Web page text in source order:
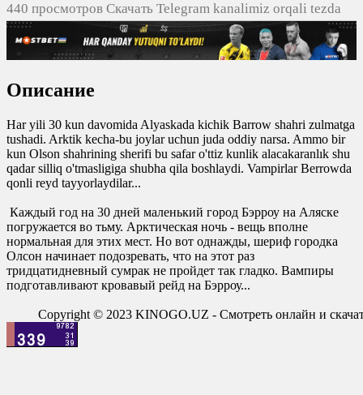
440 просмотров Скачать Telegram kanalimiz orqali tezda
yuklash
0
Описание
Har yili 30 kun davomida Alyaskada kichik Barrow shahri zulmatga
tushadi. Arktik kecha-bu joylar uchun juda oddiy narsa. Ammo bir
kun Olson shahrining sherifi bu safar o'ttiz kunlik alacakaranlık shu
qadar silliq o'tmasligiga shubha qila boshlaydi. Vampirlar Berrowda
qonli reyd tayyorlaydilar...
Каждый год на 30 дней маленький город Бэрроу на Аляске
погружается во тьму. Арктическая ночь - вещь вполне
нормальная для этих мест. Но вот однажды, шериф городка
Олсон начинает подозревать, что на этот раз
тридцатидневный сумрак не пройдет так гладко. Вампиры
подготавливают кровавый рейд на Бэрроу...
Copyright © 2023 KINOGO.UZ - Смотреть онлайн и